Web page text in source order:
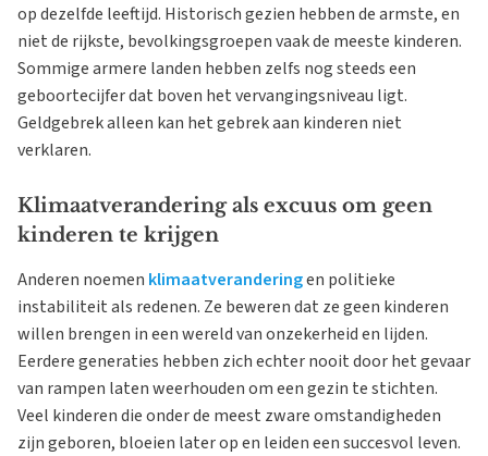
op dezelfde leeftijd. Historisch gezien hebben de armste, en
niet de rijkste, bevolkingsgroepen vaak de meeste kinderen.
Sommige armere landen hebben zelfs nog steeds een
geboortecijfer dat boven het vervangingsniveau ligt.
Geldgebrek alleen kan het gebrek aan kinderen niet
verklaren.
Klimaatverandering als excuus om geen
kinderen te krijgen
Anderen noemen klimaatveranderingen politieke
instabiliteit als redenen. Ze beweren dat ze geen kinderen
willen brengen in een wereld van onzekerheid en lijden.
Eerdere generaties hebben zich echter nooit door het gevaar
van rampen laten weerhouden om een gezin te stichten.
Veel kinderen die onder de meest zware omstandigheden
zijn geboren, bloeien later op en leiden een succesvol leven.